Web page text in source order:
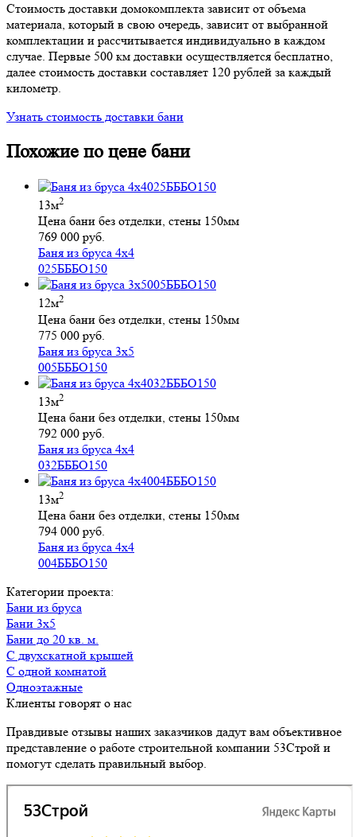
Стоимость доставки домокомплекта зависит от объема
материала, который в свою очередь, зависит от выбранной
комплектации и рассчитывается индивидуально в каждом
случае. Первые 500 км доставки осуществляется бесплатно,
далее стоимость доставки составляет 120 рублей за каждый
километр.
Узнать стоимость доставки бани
Похожие по цене бани
13м2
Цена бани без отделки, стены 150мм
769 000 руб.
Баня из бруса 4х4
025БББО150
12м2
Цена бани без отделки, стены 150мм
775 000 руб.
Баня из бруса 3х5
005БББО150
13м2
Цена бани без отделки, стены 150мм
792 000 руб.
Баня из бруса 4х4
032БББО150
13м2
Цена бани без отделки, стены 150мм
794 000 руб.
Баня из бруса 4х4
004БББО150
Категории проекта:
Бани из бруса
Бани 3х5
Бани до 20 кв. м.
с двухскатной крышей
с одной комнатой
Одноэтажные
Клиенты говорят о нас
Правдивые отзывы наших заказчиков дадут вам объективное
представление о работе строительной компании 53Строй и
помогут сделать правильный выбор.